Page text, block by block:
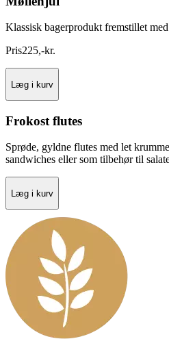
Klassisk bagerprodukt fremstillet
Pris225,-kr.
Læg i kurv
Frokost flutes
Sprøde, gyldne flutes med let
sandwiches eller som tilbehør til
Læg i kurv